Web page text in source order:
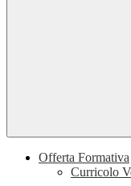
Offerta Formativa
Curricolo